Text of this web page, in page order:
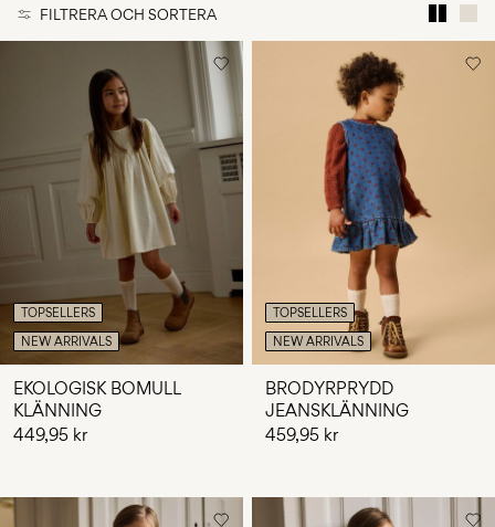
56-
Några
Om
Sverige
/
svenska
FILTRERA OCH SORTERA
TOPSELLERS
NEW ARRIVALS
EKOLOGISK BOMULL
KLÄNNING
449,95 kr
TOPSELLERS
NEW ARRIVALS
BRODYRPRYDD
JEANSKLÄNNING
459,95 kr